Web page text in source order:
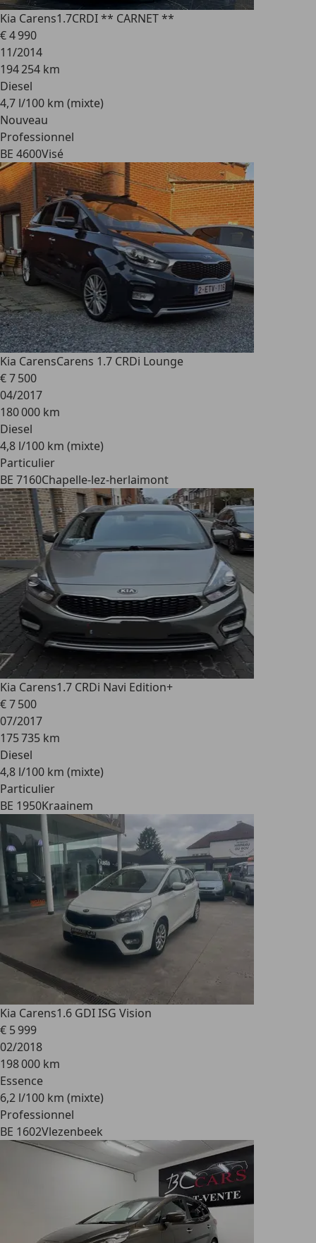
Kia Carens1.7CRDI ** CARNET **
€ 4 990
11/2014
194 254 km
Diesel
4,7 l/100 km (mixte)
Nouveau
Professionnel
BE 4600Visé
Kia CarensCarens 1.7 CRDi Lounge
€ 7 500
04/2017
180 000 km
Diesel
4,8 l/100 km (mixte)
Particulier
BE 7160Chapelle-lez-herlaimont
Kia Carens1.7 CRDi Navi Edition+
€ 7 500
07/2017
175 735 km
Diesel
4,8 l/100 km (mixte)
Particulier
BE 1950Kraainem
Kia Carens1.6 GDI ISG Vision
€ 5 999
02/2018
198 000 km
Essence
6,2 l/100 km (mixte)
Professionnel
BE 1602Vlezenbeek